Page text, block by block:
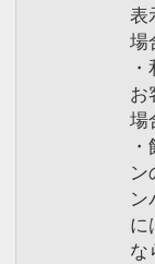
表
場
お
場
ン
ン
に
な